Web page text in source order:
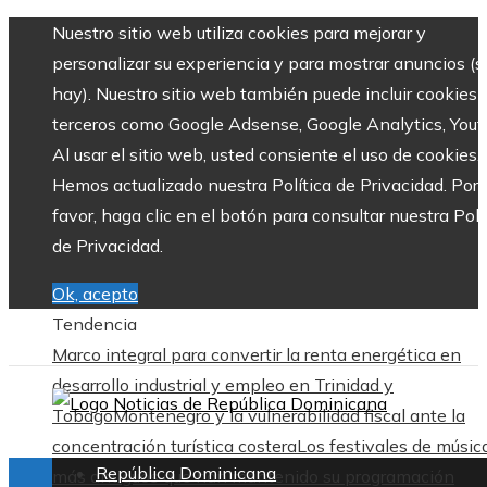
Nuestro sitio web utiliza cookies para mejorar y
personalizar su experiencia y para mostrar anuncios
hay). Nuestro sitio web también puede incluir cookies
terceros como Google Adsense, Google Analytics,
Al usar el sitio web, usted consiente el uso de cookies.
Hemos actualizado nuestra Política de Privacidad. Por
favor, haga clic en el botón para consultar nuestra
de Privacidad.
Ok, acepto
Tendencia
Marco integral para convertir la renta energética en
desarrollo industrial y empleo en Trinidad y
TobagoMontenegro y la vulnerabilidad fiscal ante la
concentración turística costeraLos festivales de
más antiguos que han mantenido su programación
República Dominicana